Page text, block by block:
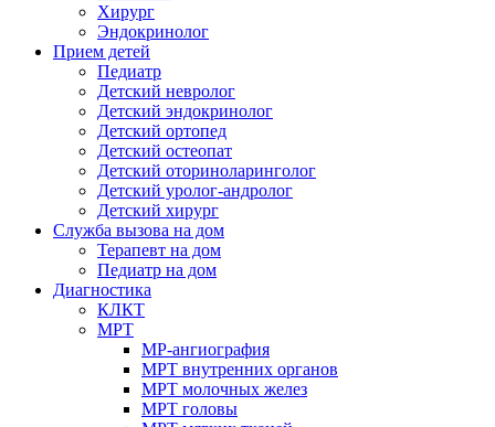
Хирург
Эндокринолог
Прием детей
Педиатр
Детский невролог
Детский эндокринолог
Детский ортопед
Детский остеопат
Детский оториноларинголог
Детский уролог-андролог
Детский хирург
Служба вызова на дом
Терапевт на дом
Педиатр на дом
Диагностика
КЛКТ
МРТ
МР-ангиография
МРТ внутренних органов
МРТ молочных желез
МРТ головы